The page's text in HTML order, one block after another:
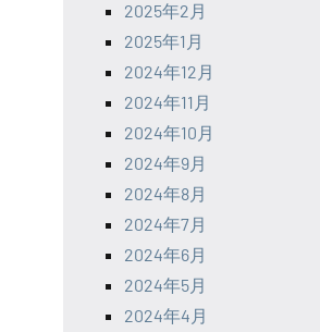
2025年2月
2025年1月
2024年12月
2024年11月
2024年10月
2024年9月
2024年8月
2024年7月
2024年6月
2024年5月
2024年4月